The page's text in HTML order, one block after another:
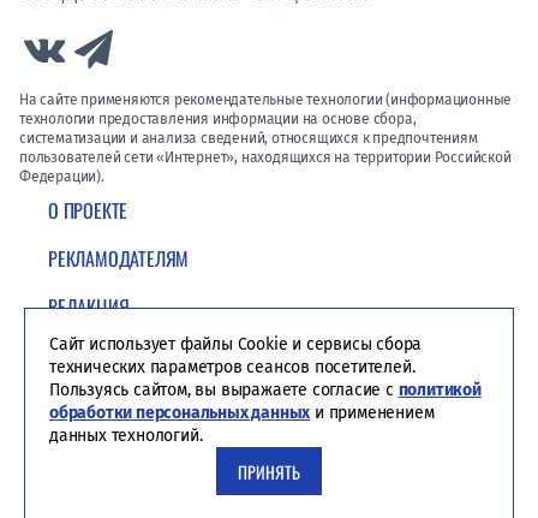
О ПРОЕКТЕ
РЕКЛАМОДАТЕЛЯМ
РЕДАКЦИЯ
ПОЛИТИКА КОНФИДЕНЦИАЛЬНОСТИ
Link to Vk
На сайте применяются рекомендательные технологии (информационные
технологии предоставления информации на основе сбора,
систематизации и анализа сведений, относящихся к предпочтениям
пользователей сети «Интернет», находящихся на территории Российской
Федерации).
Сайт использует файлы Cookie и сервисы сбора
технических параметров сеансов посетителей.
Пользуясь сайтом, вы выражаете согласие с политикой
обработки персональных данных и применением
данных технологий.
ПРИНЯТЬ